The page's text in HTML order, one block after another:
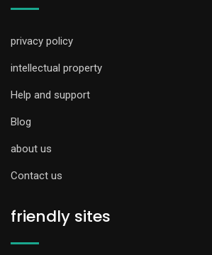
privacy policy
intellectual property
Help and support
Blog
about us
Contact us
friendly sites